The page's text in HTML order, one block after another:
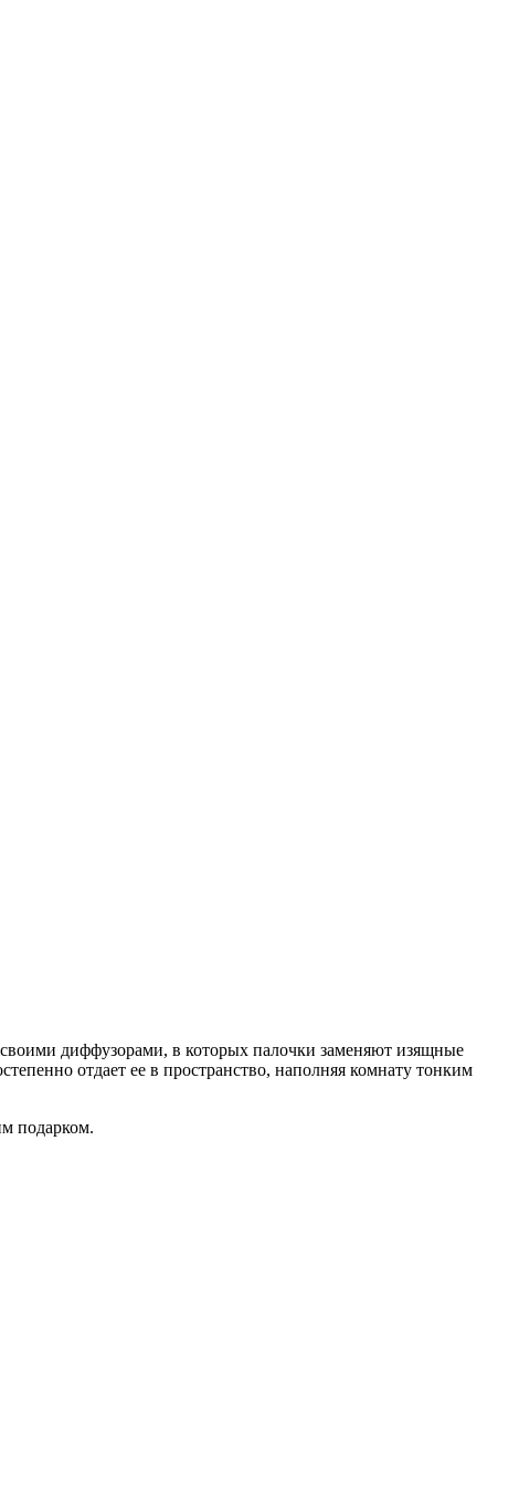
диффузорами, в которых палочки заменяют изящные
отдает ее в пространство, наполняя комнату тонким
подарком.